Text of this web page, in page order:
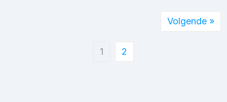
1 2
Volgende »